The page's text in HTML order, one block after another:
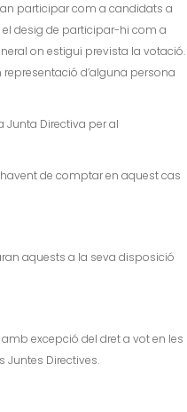
participar com a candidats a
desig de participar-hi com a
on estigui prevista la votació.
d’alguna persona
Junta Directiva per al
de comptar en aquest cas
aquests a la seva disposició
excepció del dret a vot en les
Juntes Directives.